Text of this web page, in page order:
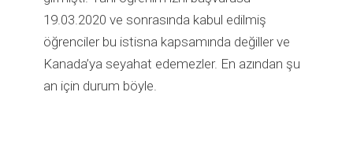
19.03.2020 ve sonrasında kabul edilmiş
öğrenciler bu istisna kapsamında değiller ve
Kanada’ya seyahat edemezler. En azından şu
an için durum böyle.